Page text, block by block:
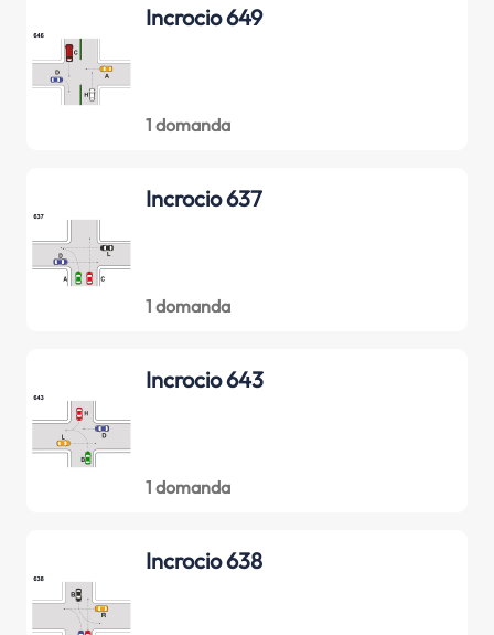
Incrocio 649
1 domanda
Incrocio 637
1 domanda
Incrocio 643
1 domanda
Incrocio 638